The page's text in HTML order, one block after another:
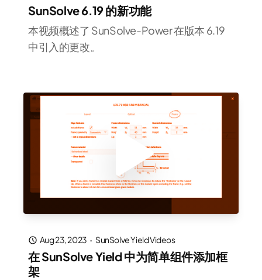
SunSolve 6.19 的新功能
本视频概述了 SunSolve-Power 在版本 6.19
中引入的更改。
Aug 23, 2023 · SunSolve Yield Videos
在 SunSolve Yield 中为简单组件添加框
架